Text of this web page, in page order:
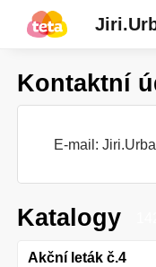
Kontaktní
E-mail:
Katalogy
Akční leták č.4